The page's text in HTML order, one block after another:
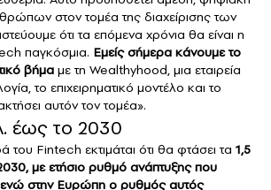
στον τομέα της διαχείρισης των
ότι τα επόμενα χρόνια θα είναι η
παγκόσμια. Εμείς σήμερα κάνουμε το
βήμα με τη Wealthyhood, μια εταιρεία
το επιχειρηματικό μοντέλο και το
αυτόν τον τομέα».
έως το 2030
Fintech εκτιμάται ότι θα φτάσει τα 1,5
με ετήσιο ρυθμό ανάπτυξης που
ενώ στην Ευρώπη ο ρυθμός αυτός